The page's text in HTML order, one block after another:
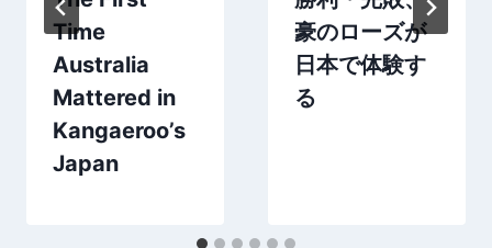
Time
Australia
Mattered in
Kangaeroo’s
Japan
豪のローズが
日本で体験す
る